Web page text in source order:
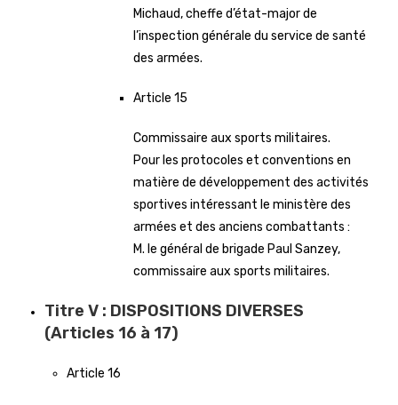
Michaud, cheffe d’état-major de
l’inspection générale du service de santé
des armées.
Article 15
Commissaire aux sports militaires.
Pour les protocoles et conventions en
matière de développement des activités
sportives intéressant le ministère des
armées et des anciens combattants :
M. le général de brigade Paul Sanzey,
commissaire aux sports militaires.
Titre V : DISPOSITIONS DIVERSES
(Articles 16 à 17)
Article 16